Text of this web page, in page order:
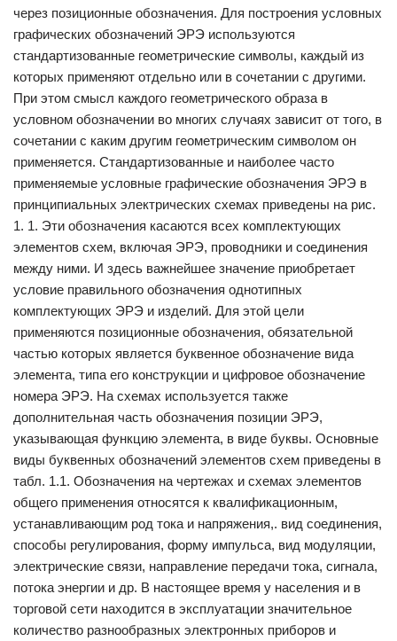
через позиционные обозначения. Для построения условных
графических обозначений ЭРЭ используются
стандартизованные геометрические символы, каждый из
которых применяют отдельно или в сочетании с другими.
При этом смысл каждого геометрического образа в
условном обозначении во многих случаях зависит от того, в
сочетании с каким другим геометрическим символом он
применяется. Стандартизованные и наиболее часто
применяемые условные графические обозначения ЭРЭ в
принципиальных электрических схемах приведены на рис.
1. 1. Эти обозначения касаются всех комплектующих
элементов схем, включая ЭРЭ, проводники и соединения
между ними. И здесь важнейшее значение приобретает
условие правильного обозначения однотипных
комплектующих ЭРЭ и изделий. Для этой цели
применяются позиционные обозначения, обязательной
частью которых является буквенное обозначение вида
элемента, типа его конструкции и цифровое обозначение
номера ЭРЭ. На схемах используется также
дополнительная часть обозначения позиции ЭРЭ,
указывающая функцию элемента, в виде буквы. Основные
виды буквенных обозначений элементов схем приведены в
табл. 1.1. Обозначения на чертежах и схемах элементов
общего применения относятся к квалификационным,
устанавливающим род тока и напряжения,. вид соединения,
способы регулирования, форму импульса, вид модуляции,
электрические связи, направление передачи тока, сигнала,
потока энергии и др. В настоящее время у населения и в
торговой сети находится в эксплуатации значительное
количество разнообразных электронных приборов и